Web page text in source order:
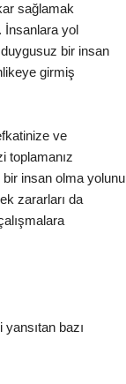
sağlamak
İnsanlara yol
bir insan
girmiş
ve
toplamanız
bir insan olma yolunu
zararları da
bazı